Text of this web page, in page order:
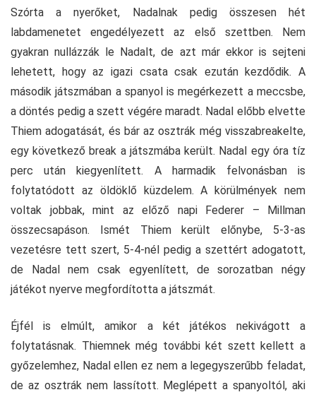
Szórta a nyerőket, Nadalnak pedig összesen hét
labdamenetet engedélyezett az első szettben. Nem
gyakran nullázzák le Nadalt, de azt már ekkor is sejteni
lehetett, hogy az igazi csata csak ezután kezdődik. A
második játszmában a spanyol is megérkezett a meccsbe,
a döntés pedig a szett végére maradt. Nadal előbb elvette
Thiem adogatását, és bár az osztrák még visszabreakelte,
egy következő break a játszmába került. Nadal egy óra tíz
perc után kiegyenlített. A harmadik felvonásban is
folytatódott az öldöklő küzdelem. A körülmények nem
voltak jobbak, mint az előző napi Federer – Millman
összecsapáson. Ismét Thiem került előnybe, 5-3-as
vezetésre tett szert, 5-4-nél pedig a szettért adogatott,
de Nadal nem csak egyenlített, de sorozatban négy
játékot nyerve megfordította a játszmát.
Éjfél is elmúlt, amikor a két játékos nekivágott a
folytatásnak. Thiemnek még további két szett kellett a
győzelemhez, Nadal ellen ez nem a legegyszerűbb feladat,
de az osztrák nem lassított. Meglépett a spanyoltól, aki